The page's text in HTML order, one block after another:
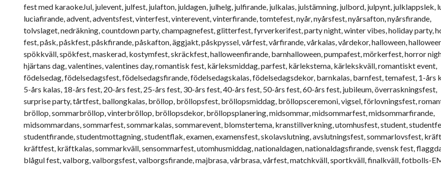
fest med karaokeJul, julevent, julfest, julafton, juldagen, julhelg, julfirande, julkalas, julstämning, julbord, julpynt, julklappslek,
luciafirande, advent, adventsfest, vinterfest, vinterevent, vinterfirande, tomtefest, nyår, nyårsfest, nyårsafton, nyårsfirande,
tolvslaget, nedräkning, countdown party, champagnefest, glitterfest, fyrverkerifest, party night, winter vibes, holiday party,
fest, påsk, påskfest, påskfirande, påskafton, äggjakt, påskpyssel, vårfest, vårfirande, vårkalas, vårdekor, halloween,
spökkväll, spökfest, maskerad, kostymfest, skräckfest, halloweenfirande, barnhalloween, pumpafest, mörkerfest, horror
hjärtans dag, valentines, valentines day, romantisk fest, kärleksmiddag, parfest, kärlekstema, kärlekskväll, romantiskt event,
födelsedag, födelsedagsfest, födelsedagsfirande, födelsedagskalas, födelsedagsdekor, barnkalas, barnfest, temafest, 1-års
5-års kalas, 18-års fest, 20-års fest, 25-års fest, 30-års fest, 40-års fest, 50-års fest, 60-års fest, jubileum, överraskningsfest,
surprise party, tårtfest, ballongkalas, bröllop, bröllopsfest, bröllopsmiddag, bröllopsceremoni, vigsel, förlovningsfest,
bröllop, sommarbröllop, vinterbröllop, bröllopsdekor, bröllopsplanering, midsommar, midsommarfest, midsommarfirande,
midsommardans, sommarfest, sommarkalas, sommarevent, blomstertema, kranstillverkning, utomhusfest, student,
studentfirande, studentmottagning, studentflak, examen, examensfest, skolavslutning, avslutningsfest, sommarlovsfest,
kräftfest, kräftkalas, sommarkväll, sensommarfest, utomhusmiddag, nationaldagen, nationaldagsfirande, svensk fest,
blågul fest, valborg, valborgsfest, valborgsfirande, majbrasa, vårbrasa, vårfest, matchkväll, sportkväll, finalkväll, fotbolls-